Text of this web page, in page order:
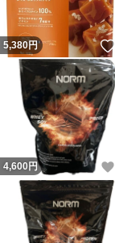
5,380円
4,600 円